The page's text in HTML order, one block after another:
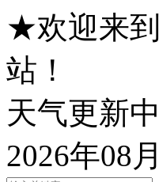
★欢迎来
站！
天气更新
2026年08